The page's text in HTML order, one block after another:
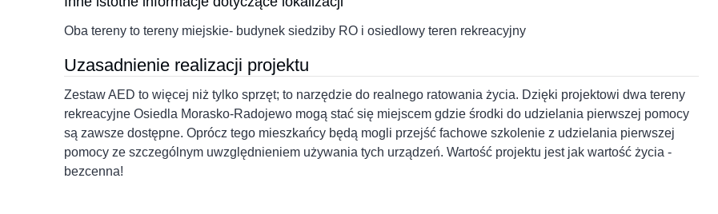
Oba tereny to tereny miejskie- budynek siedziby RO i osiedlowy teren rekreacyjny
Uzasadnienie realizacji projektu
Zestaw AED to więcej niż tylko sprzęt; to narzędzie do realnego ratowania życia. Dzięki projektowi dwa tereny
rekreacyjne Osiedla Morasko-Radojewo mogą stać się miejscem gdzie środki do udzielania pierwszej pomocy
są zawsze dostępne. Oprócz tego mieszkańcy będą mogli przejść fachowe szkolenie z udzielania pierwszej
pomocy ze szczególnym uwzględnieniem używania tych urządzeń. Wartość projektu jest jak wartość życia -
bezcenna!